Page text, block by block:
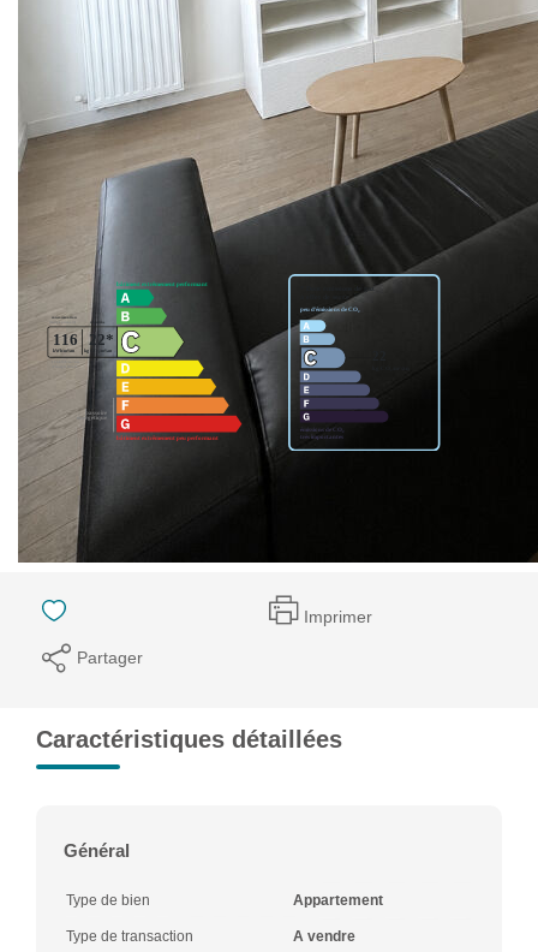
ses commodités. Idéal investisseur ou 1er acquisition.
** €197 400 honoraires inclus €188 000 hors honoraires Honoraires : 5.00%
TTC à la charge de l'acquéreur
Nos honoraires Nous contacter
Diagnostics énergétiques
Montant estimé des dépenses annuelles d'énergie pour un
usage standard entre 220€ et 350€. indexées aux années
2021,2022 et 2023 (abonnement compris).
Imprimer
Partager
Caractéristiques détaillées
Général
Type de bien Appartement
Type de transaction A vendre